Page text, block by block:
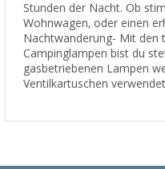
Stunden der Nacht. Ob
Wohnwagen, oder einen
Nachtwanderung- Mit den
Campinglampen bist du
gasbetriebenen Lampen
Ventilkartuschen